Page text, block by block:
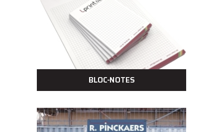
BLOC-NOTES